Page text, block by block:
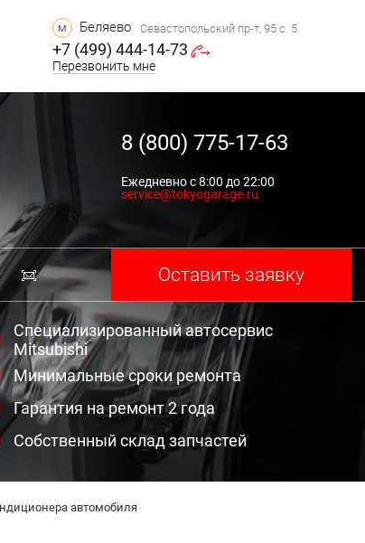
м Беляево Севастопольский пр-т, 95 с. 5
+7 (499) 444-14-73
Перезвонить мне
8 (800) 775-17-63
Ежедневно с 8:00 до 22:00
service@tokyogarage.ru
Оставить заявку
Специализированный автосервис
Mitsubishi
Минимальные сроки ремонта
Гарантия на ремонт 2 года
Собственный склад запчастей
автомобиля